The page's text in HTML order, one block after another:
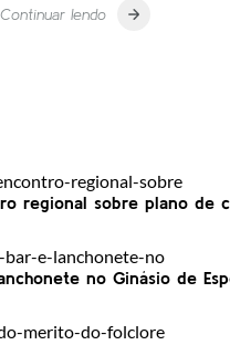
Continuar lendo
regional sobre plano de
no Ginásio de